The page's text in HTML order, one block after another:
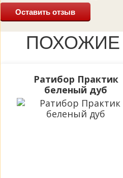
Оставить отзыв
ПОХОЖИЕ
Ратибор Практик
беленый дуб